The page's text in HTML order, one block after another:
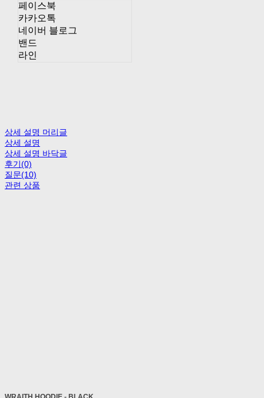
페이스북
카카오톡
네이버 블로그
밴드
라인
상세 설명 머리글
상세 설명
상세 설명 바닥글
후기(0)
질문(10)
관련 상품